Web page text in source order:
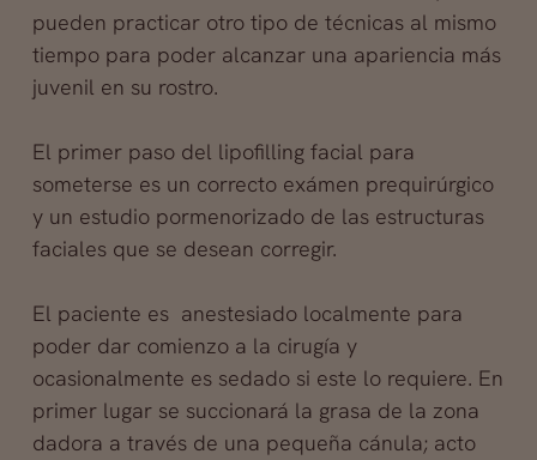
pueden practicar otro tipo de técnicas al mismo
tiempo para poder alcanzar una apariencia más
juvenil en su rostro.
El primer paso del lipofilling facial para
someterse es un correcto exámen prequirúrgico
y un estudio pormenorizado de las estructuras
faciales que se desean corregir.
El paciente es anestesiado localmente para
poder dar comienzo a la cirugía y
ocasionalmente es sedado si este lo requiere. En
primer lugar se succionará la grasa de la zona
dadora a través de una pequeña cánula; acto